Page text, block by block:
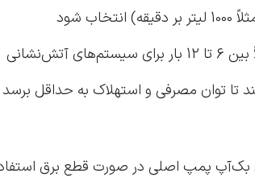
بک‌آپ پمپ اصلی در صورت قطع برق